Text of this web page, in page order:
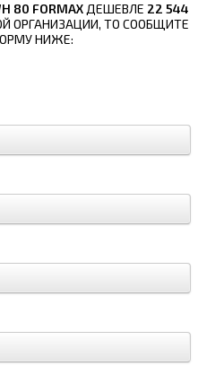
80 FORMAX ДЕШЕВЛЕ 22 544
ОРГАНИЗАЦИИ, ТО СООБЩИТЕ
НИЖЕ: